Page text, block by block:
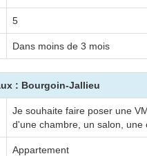
5
Dans moins de 3 mois
: Bourgoin-Jallieu
Je souhaite faire poser une
d'une chambre, un salon,
Appartement